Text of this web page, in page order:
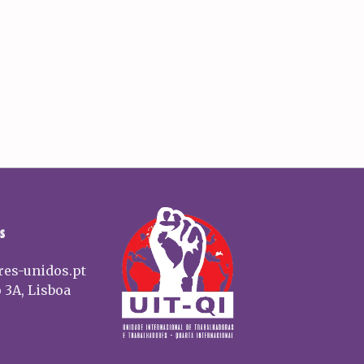
unidos.pt
3A, Lisboa